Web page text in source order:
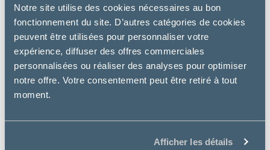
Notre site utilise des cookies nécessaires au bon
fonctionnement du site. D’autres catégories de cookies
peuvent être utilisées pour personnaliser votre
expérience, diffuser des offres commerciales
personnalisées ou réaliser des analyses pour optimiser
notre offre. Votre consentement peut être retiré à tout
moment.
Afficher les détails